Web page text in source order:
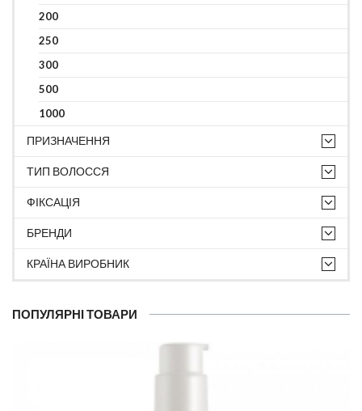
200
250
300
500
1000
ПРИЗНАЧЕННЯ
ТИП ВОЛОССЯ
ФІКСАЦІЯ
БРЕНДИ
КРАЇНА ВИРОБНИК
ПОПУЛЯРНІ ТОВАРИ